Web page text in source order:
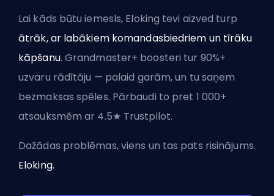
Lai kāds būtu iemesls, Eloking tevi aizved turp
ātrāk, ar labākiem komandasbiedriem un tīrāku
kāpšanu. Grandmaster+ boosteri tur 90%+
uzvaru rādītāju — palaid garām, un tu saņem
bezmaksas spēles. Pārbaudi to pret 1 000+
atsauksmēm ar 4.5★ Trustpilot.
Dažādas problēmas, viens un tas pats risinājums.
Eloking.